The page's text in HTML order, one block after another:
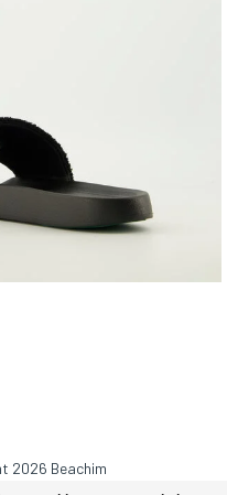
2026 Beachim